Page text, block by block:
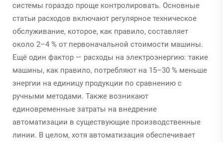
системы гораздо проще контролировать. Основные
статьи расходов включают регулярное техническое
обслуживание, которое, как правило, составляет
около 2–4 % от первоначальной стоимости машины.
Ещё один фактор — расходы на электроэнергию: такие
машины, как правило, потребляют на 15–30 % меньше
энергии на единицу продукции по сравнению с
ручными методами. Также возникают
единовременные затраты на внедрение
автоматизации в существующие производственные
линии. В целом, хотя автоматизация обеспечивает